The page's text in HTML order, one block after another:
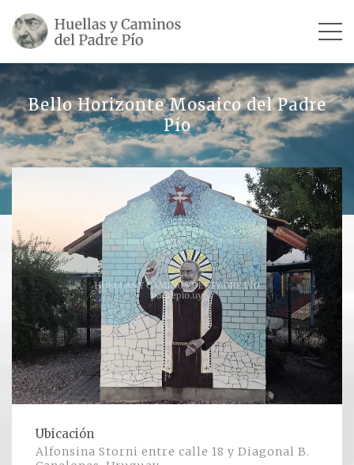
SU VIDA
TESTIMONIOS
Escultores
Revista «La Voz del Padre Pío»
Contar mi testimonio
LUGARES
Ver todos
Compartir un lugar
Bello Horizonte Mosaico del Padre
Pío
Ubicación
Alfonsina Storni entre calle 18 y Diagonal B.